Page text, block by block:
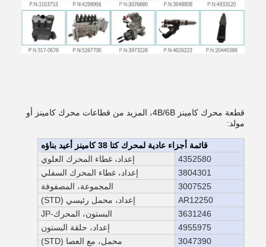
قطعة محرك كامينز 4B/6B، المزيد من قطاعات محرك كامينز أو
مولد:
قائمة أجزاء عادية لمحرك كتا 38 كامينز أعيد بناؤه
4352580
إعداد، غطاء المحرك العلوي
3804301
إعداد، غطاء المحرك السفلي
3007525
المجموعة، المصفوفة
AR12250
إعداد، محمل رئيسي (STD)
3631246
البستون، المحرك-JP
4955975
إعداد، حلقة البستون
3047390
محمل، مع العصا (STD)